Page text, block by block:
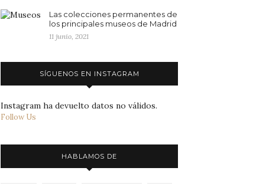
Las colecciones permanentes de
los principales museos de Madrid
11 junio, 2021
SÍGUENOS EN INSTAGRAM
Instagram ha devuelto datos no válidos.
Follow Us
HABLAMOS DE